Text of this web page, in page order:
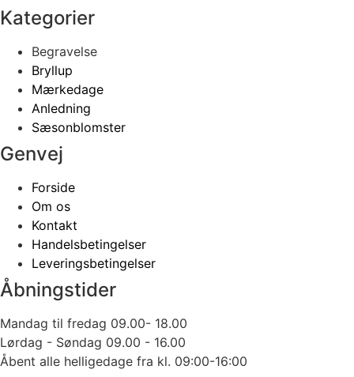
Kategorier
Begravelse
Bryllup
Mærkedage
Anledning
Sæsonblomster
Genvej
Forside
Om os
Kontakt
Handelsbetingelser
Leveringsbetingelser
Åbningstider
Mandag til fredag 09.00- 18.00
Lørdag - Søndag 09.00 - 16.00
Åbent alle helligedage fra kl. 09:00-16:00